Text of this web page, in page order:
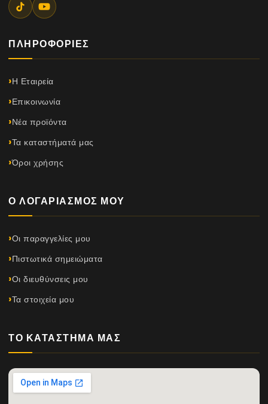
ΠΛΗΡΟΦΟΡΊΕΣ
Η Εταιρεία
Επικοινωνία
Νέα προϊόντα
Τα καταστήματά μας
Όροι χρήσης
Ο ΛΟΓΑΡΙΑΣΜΌΣ ΜΟΥ
Οι παραγγελίες μου
Πιστωτικά σημειώματα
Οι διευθύνσεις μου
Τα στοιχεία μου
ΤΟ ΚΑΤΆΣΤΗΜΆ ΜΑΣ